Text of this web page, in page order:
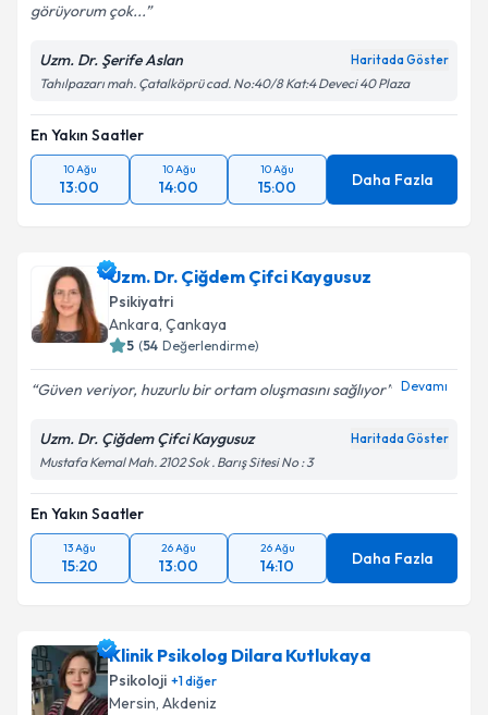
görüyorum çok...
Uzm. Dr. Şerife Aslan Haritada Göster
Tahılpazarı mah. Çatalköprü cad. No:40/8 Kat:4 Deveci 40 Plaza
En Yakın Saatler
10 Ağu
13:00
10 Ağu
14:00
10 Ağu
15:00 Daha Fazla
Uzm. Dr. Çiğdem Çifci Kaygusuz
Psikiyatri
Ankara, Çankaya
5 (54 Değerlendirme)
Güven veriyor, huzurlu bir ortam oluşmasını sağlıyor Devamı
Uzm. Dr. Çiğdem Çifci Kaygusuz Haritada Göster
Mustafa Kemal Mah. 2102 Sok . Barış Sitesi No : 3
En Yakın Saatler
13 Ağu
15:20
26 Ağu
13:00
26 Ağu
14:10 Daha Fazla
Klinik Psikolog Dilara Kutlukaya
Psikoloji +1diğer
Mersin, Akdeniz